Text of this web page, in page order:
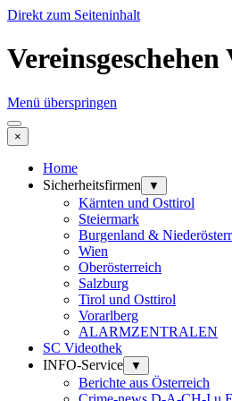
Direkt zum Seiteninhalt
Menü überspringen
×
Home
Sicherheitsfirmen
▼
Kärnten und Osttirol
Steiermark
Burgenland &
Wien
Oberösterreich
Salzburg
Tirol und Osttirol
Vorarlberg
ALARMZENTRALEN
SC Videothek
INFO-Service
▼
Berichte aus Österreich